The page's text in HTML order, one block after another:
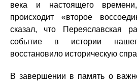
века и настоящего
происходит «второе
сказал, что Переяславская
событие в истории
восстановило историческую
В завершении в память о